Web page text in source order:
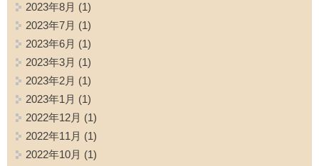
2023年8月 (1)
2023年7月 (1)
2023年6月 (1)
2023年3月 (1)
2023年2月 (1)
2023年1月 (1)
2022年12月 (1)
2022年11月 (1)
2022年10月 (1)